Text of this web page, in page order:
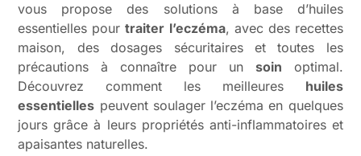
vous propose des solutions à base d’huiles
essentielles pourtraiter l’eczéma, avec des recettes
maison, des dosages sécuritaires et toutes les
précautions à connaître pour un soin optimal.
Découvrez comment les meilleures huiles
essentielles peuvent soulager l’eczéma en quelques
jours grâce à leurs propriétés anti-inflammatoires et
apaisantes naturelles.